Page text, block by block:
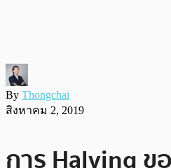
By Thongchai
สิงหาคม 2, 2019
การ Halving ข